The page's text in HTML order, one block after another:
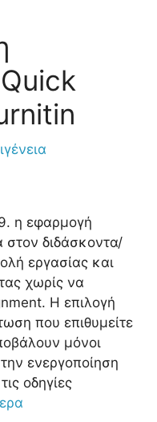
η εφαρμογή
στον διδάσκοντα/
εργασίας και
χωρίς να
Η επιλογή
που επιθυμείτε
μόνοι
ενεργοποίηση
οδηγίες